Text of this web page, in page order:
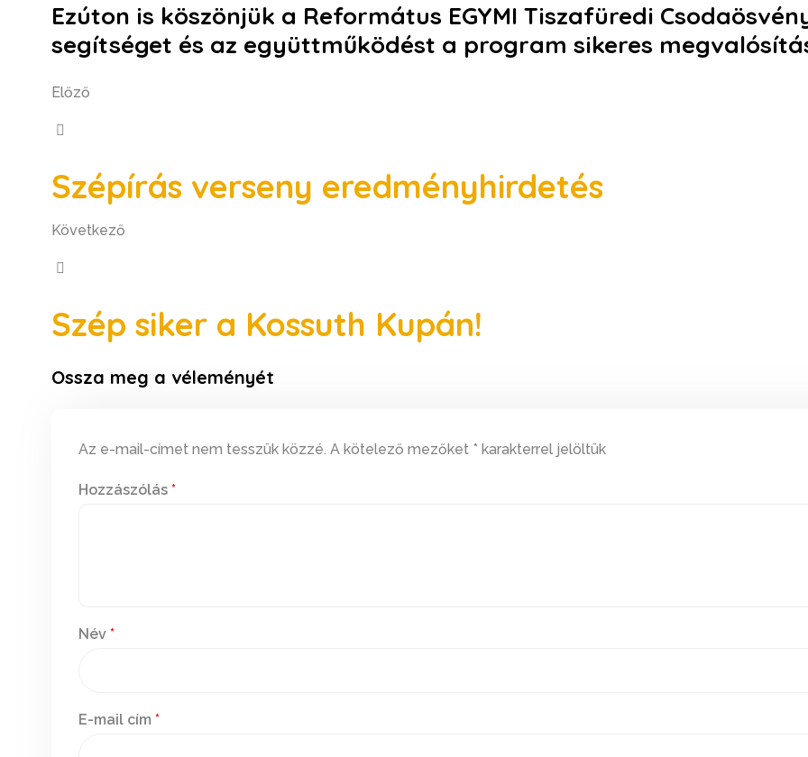
Ezúton is köszönjük a Református EGYMI Tiszafüredi
segítséget és az együttműködést a program sikeres
Előző
Szépírás verseny eredményhirdetés
Következő
Szép siker a Kossuth Kupán!
Ossza meg a véleményét
Az e-mail-címet nem tesszük közzé. A kötelező mezőket * karakterrel jelöltük
Hozzászólás *
Név *
E-mail cím *